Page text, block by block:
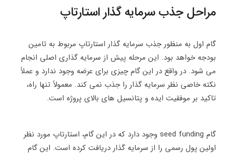
مراحل جذب سرمایه گذار استارتاپ
گام اول به منظور جذب سرمایه گذار استارتاپ مربوط به تامین
بودجه خواهد بود. این مرحله پیش از سرمایه گذاری اصلی انجام
می شود. در واقع در این گام چیزی برای عرضه وجود ندارد و عملاً
نکته خاصی نظر سرمایه گذار را جذب نمی کند. معمولاً تنها راه،
تاکید بر موفقیت ایده و پتانسیل های بالای پروژه است.
گام seed funding وجود دارد که در این گام، استارتاپ مورد نظر
اولین پول رسمی را از سرمایه گذار دریافت کرده است. این گام